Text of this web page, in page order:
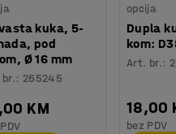
kuka, 5-
pod
Ø 16 mm
: 265245
KM
opcija
Dupla
kom:
Art. br.:
18,00
bez PDV